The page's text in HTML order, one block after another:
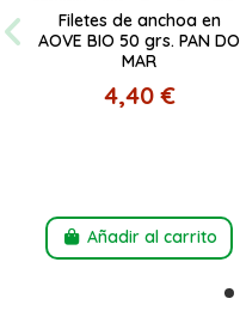
Filetes de anchoa en
AOVE BIO 50 grs. PAN DO
MAR
4,40 €
Añadir al carrito